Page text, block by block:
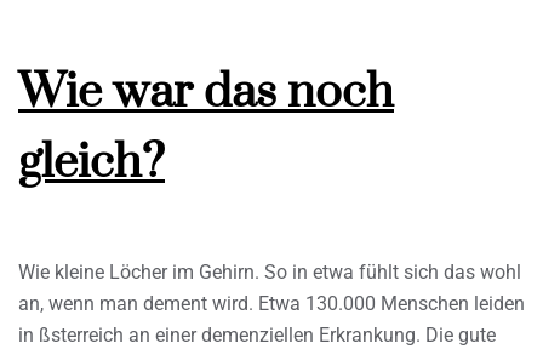
Wie war das noch
gleich?
Wie kleine Löcher im Gehirn. So in etwa fühlt sich das wohl
an, wenn man dement wird. Etwa 130.000 Menschen leiden
in ßsterreich an einer demenziellen Erkrankung. Die gute